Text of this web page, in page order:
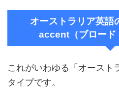
オーストラリア英
accent（ブロード
これがいわゆる「オースト
タイプです。